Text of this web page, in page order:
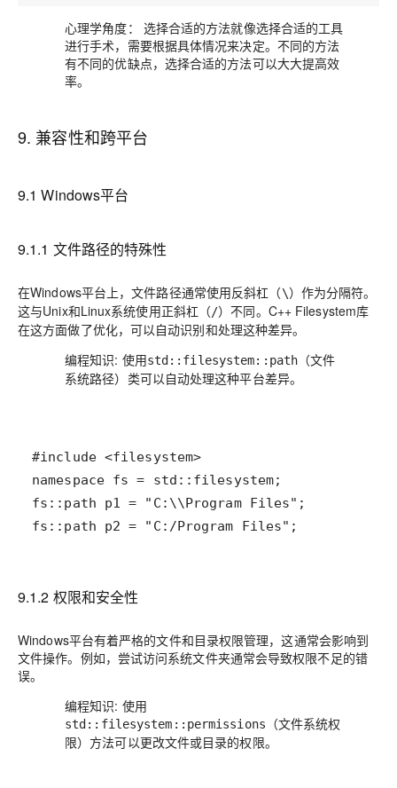
心理学角度：
选择合适的方法就像选择合适的工具
进行手术，需要根据具体情况来决定。不同的方法
有不同的优缺点，选择合适的方法可以大大提高效
率。
9. 兼容性和跨平台
9.1 Windows平台
9.1.1 文件路径的特殊性
在Windows平台上，文件路径通常使用反斜杠（\）作为分隔符。
这与Unix和Linux系统使用正斜杠（/）不同。C++ Filesystem库
在这方面做了优化，可以自动识别和处理这种差异。
编程知识: 使用std::filesystem::path （文件
系统路径）类可以自动处理这种平台差异。
fs::path p2 = "C:/Program Files";
9.1.2 权限和安全性
Windows平台有着严格的文件和目录权限管理，这通常会影响到
文件操作。例如，尝试访问系统文件夹通常会导致权限不足的错
误。
编程知识: 使用
std::filesystem::permissions
（文件系统权
限）方法可以更改文件或目录的权限。